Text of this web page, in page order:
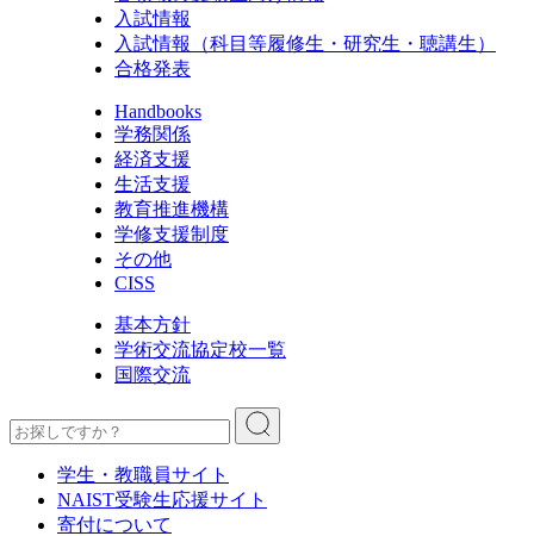
入試情報
入試情報（科目等履修生・研究生・聴講生）
合格発表
Handbooks
学務関係
経済支援
生活支援
教育推進機構
学修支援制度
その他
CISS
基本方針
学術交流協定校一覧
国際交流
学生・教職員サイト
NAIST受験生応援サイト
寄付について